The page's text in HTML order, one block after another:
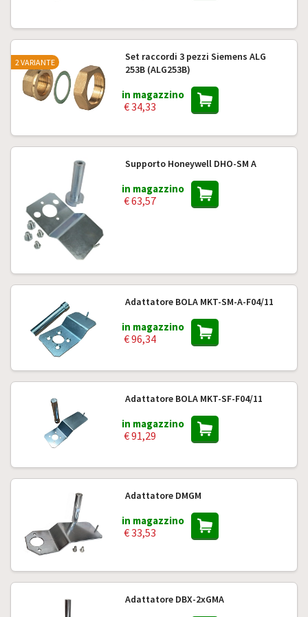
Set raccordi 3 pezzi Siemens ALG
253B (ALG253B)
in magazzino
€ 34,33
2 VARIANTE
Supporto Honeywell DHO-SM A
in magazzino
€ 63,57
Adattatore BOLA MKT-SM-A-F04/11
in magazzino
€ 96,34
Adattatore BOLA MKT-SF-F04/11
in magazzino
€ 91,29
Adattatore DMGM
in magazzino
€ 33,53
Adattatore DBX-2xGMA